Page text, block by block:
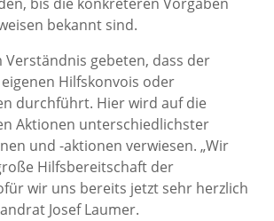
bekannt sind.
Verständnis gebeten, dass der
Hilfskonvois oder
durchführt. Hier wird auf die
Aktionen unterschiedlichster
und -aktionen verwiesen. „Wir
Hilfsbereitschaft der
wir uns bereits jetzt sehr herzlich
Josef Laumer.